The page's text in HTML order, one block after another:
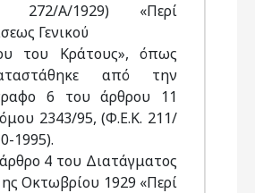
272/Α/1929) «Περί
Γενικού
του Κράτους», όπως
από την
6 του άρθρου 11
2343/95, (Φ.Ε.Κ. 211/
1995).
4 του Διατάγματος
Οκτωβρίου 1929 «Περί